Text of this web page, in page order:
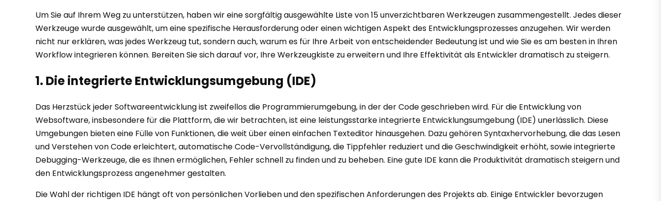
Um Sie auf Ihrem Weg zu unterstützen, haben wir eine sorgfältig ausgewählte Liste von 15 unverzichtbaren Werkzeugen zusammengestellt. Jedes dieser
Werkzeuge wurde ausgewählt, um eine spezifische Herausforderung oder einen wichtigen Aspekt des Entwicklungsprozesses anzugehen. Wir werden
nicht nur erklären, was jedes Werkzeug tut, sondern auch, warum es für Ihre Arbeit von entscheidender Bedeutung ist und wie Sie es am besten in Ihren
Workflow integrieren können. Bereiten Sie sich darauf vor, Ihre Werkzeugkiste zu erweitern und Ihre Effektivität als Entwickler dramatisch zu steigern.
1. Die integrierte Entwicklungsumgebung (IDE)
Das Herzstück jeder Softwareentwicklung ist zweifellos die Programmierumgebung, in der der Code geschrieben wird. Für die Entwicklung von
Websoftware, insbesondere für die Plattform, die wir betrachten, ist eine leistungsstarke integrierte Entwicklungsumgebung (IDE) unerlässlich. Diese
Umgebungen bieten eine Fülle von Funktionen, die weit über einen einfachen Texteditor hinausgehen. Dazu gehören Syntaxhervorhebung, die das Lesen
und Verstehen von Code erleichtert, automatische Code-Vervollständigung, die Tippfehler reduziert und die Geschwindigkeit erhöht, sowie integrierte
Debugging-Werkzeuge, die es Ihnen ermöglichen, Fehler schnell zu finden und zu beheben. Eine gute IDE kann die Produktivität dramatisch steigern und
den Entwicklungsprozess angenehmer gestalten.
Die Wahl der richtigen IDE hängt oft von persönlichen Vorlieben und den spezifischen Anforderungen des Projekts ab. Einige Entwickler bevorzugen